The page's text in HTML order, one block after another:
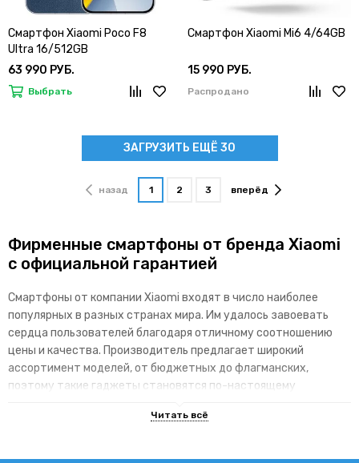
Смартфон Xiaomi Poco F8
Ultra 16/512GB
63 990 РУБ.
Выбрать
Смартфон Xiaomi Mi6 4/64GB
15 990 РУБ.
Распродано
ЗАГРУЗИТЬ ЕЩЁ 30
назад 1 2 3 вперёд
Фирменные смартфоны от бренда Xiaomi
с официальной гарантией
Смартфоны от компании Xiaomi входят в число наиболее
популярных в разных странах мира. Им удалось завоевать
сердца пользователей благодаря отличному соотношению
цены и качества. Производитель предлагает широкий
ассортимент моделей, от бюджетных до флагманских,
поэтому такие гаджеты становятся по-настоящему
линейки гаджетов